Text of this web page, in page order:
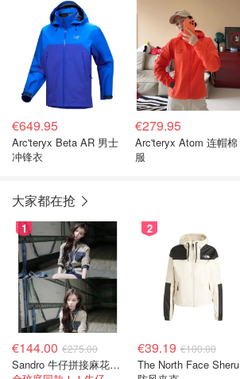
€649.95
Arc'teryx Beta AR 男士
冲锋衣
€279.95
Arc'teryx Atom 连帽棉
服
大家都在抢
1
€144.00 €275.00
Sandro 牛仔拼接麻花针织夹克
2
€39.19 €100.00
The North Face Sheru